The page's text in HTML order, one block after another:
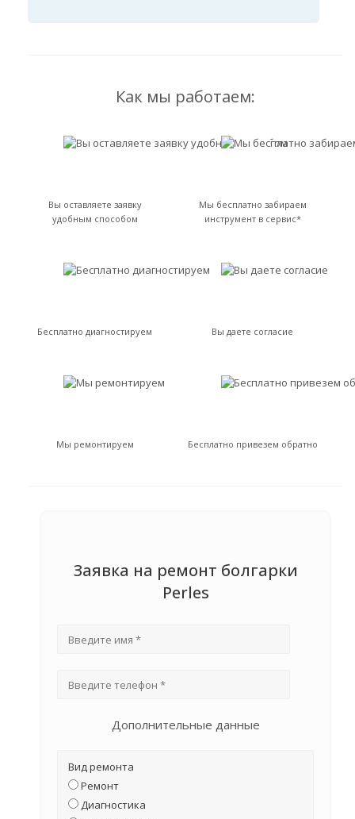
Как мы работаем:
Вы оставляете заявку
удобным способом
Мы бесплатно забираем
инструмент в сервис*
Бесплатно диагностируем Вы даете согласие
Мы ремонтируем Бесплатно привезем обратно
Заявка на ремонт болгарки
Perles
Дополнительные данные
Вид ремонта
Ремонт
Диагностика